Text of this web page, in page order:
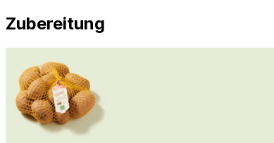
Zubereitung